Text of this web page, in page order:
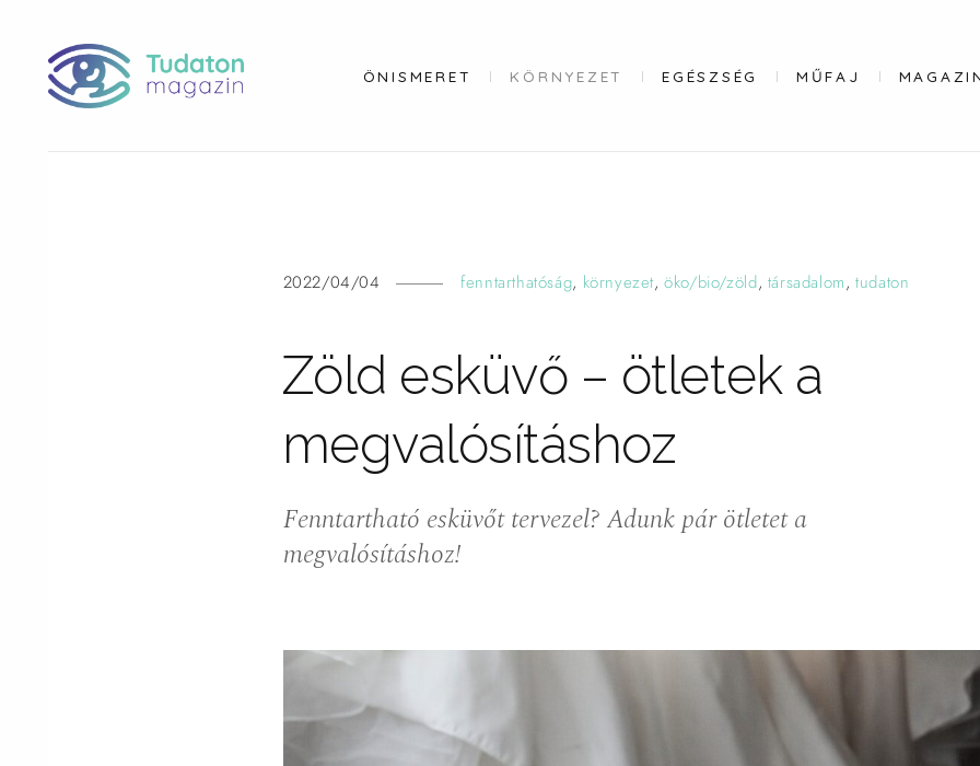
ÖNISMERET KÖRNYEZET EGÉSZSÉG MŰFAJ
2022/04/04 fenntarthatóság, környezet,öko/bio/zöld, társadalom ,tudaton
Zöld esküvő – ötletek a
megvalósításhoz
Fenntartható esküvőt tervezel? Adunk pár ötletet a
megvalósításhoz!